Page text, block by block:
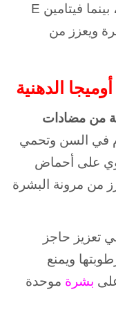
الميتة التي تجعل البشرة تبدو باهتة، بينما فيتامين E
ويعزز من
الدهنية
من مضادات
في السن وتحمي
على أحماض
التي تعزز من مرونة البشرة
تعزيز حاجز
ويمنع
بشرة موحدة